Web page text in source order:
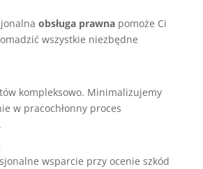
obsługa prawnapomoże Ci
wszystkie niezbędne
kompleksowo. Minimalizujemy
w pracochłonny proces
wsparcie przy ocenie szkód